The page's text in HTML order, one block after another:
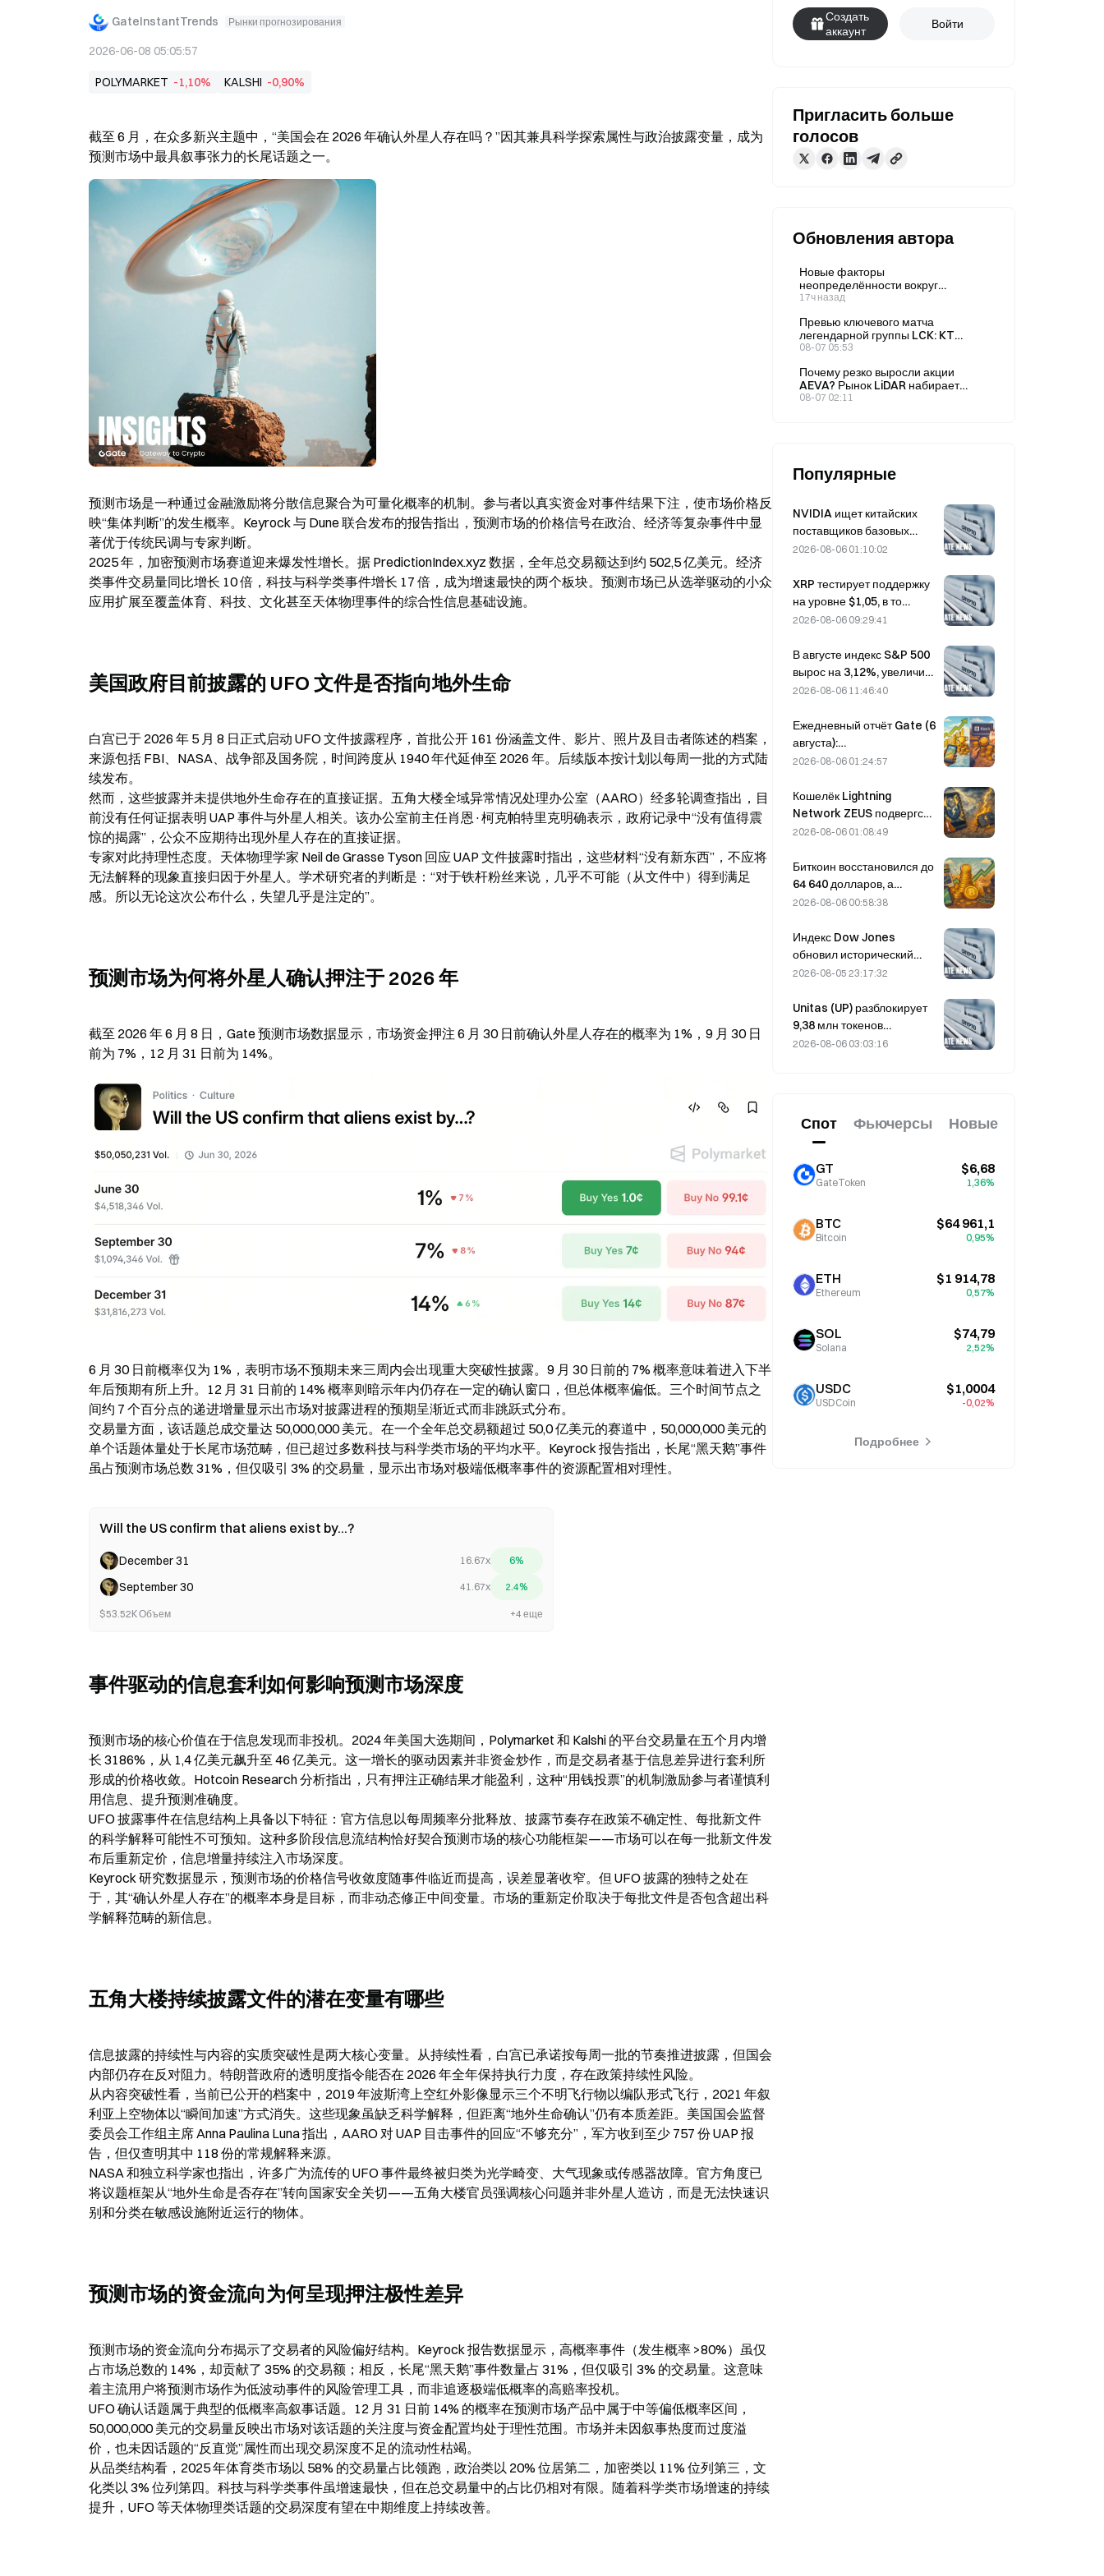
GateInstantTrends Рынки прогнозирования
2026-06-08 05:05:57
POLYMARKET -1,10% KALSHI -0,90%
截至 6 月，在众多新兴主题中，“美国会在 2026 年确认外星人存在吗？”因其兼具科学探索属性与政治披露变量，成为
预测市场是一种通过金融激励将分散信息聚合为可量化概率的机制。参与者以真实资金对事件结果下注，使市场价格反
映“集体判断”的发生概率。Keyrock 与 Dune 联合发布的报告指出，预测市场的价格信号在政治、经济等复杂事件中显
著优于传统民调与专家判断。
2025 年，加密预测市场赛道迎来爆发性增长。据 PredictionIndex.xyz 数据，全年总交易额达到约 502,5 亿美元。经济
类事件交易量同比增长 10 倍，科技与科学类事件增长 17 倍，成为增速最快的两个板块。预测市场已从选举驱动的小众
应用扩展至覆盖体育、科技、文化甚至天体物理事件的综合性信息基础设施。
美国政府目前披露的 UFO 文件是否指向地外生命
白宫已于 2026 年 5 月 8 日正式启动 UFO 文件披露程序，首批公开 161 份涵盖文件、影片、照片及目击者陈述的档案，
来源包括 FBI、NASA、战争部及国务院，时间跨度从 1940 年代延伸至 2026 年。后续版本按计划以每周一批的方式陆
续发布。
然而，这些披露并未提供地外生命存在的直接证据。五角大楼全域异常情况处理办公室（AARO）经多轮调查指出，目
前没有任何证据表明 UAP 事件与外星人相关。该办公室前主任肖恩·柯克帕特里克明确表示，政府记录中“没有值得震
惊的揭露”，公众不应期待出现外星人存在的直接证据。
专家对此持理性态度。天体物理学家 Neil de Grasse Tyson 回应 UAP 文件披露时指出，这些材料“没有新东西”，不应将
无法解释的现象直接归因于外星人。学术研究者的判断是：“对于铁杆粉丝来说，几乎不可能（从文件中）得到满足
感。所以无论这次公布什么，失望几乎是注定的”。
预测市场为何将外星人确认押注于 2026 年
截至 2026 年 6 月 8 日，Gate 预测市场数据显示，市场资金押注 6 月 30 日前确认外星人存在的概率为 1%，9 月 30 日
6 月 30 日前概率仅为 1%，表明市场不预期未来三周内会出现重大突破性披露。9 月 30 日前的 7% 概率意味着进入下半
年后预期有所上升。12 月 31 日前的 14% 概率则暗示年内仍存在一定的确认窗口，但总体概率偏低。三个时间节点之
间约 7 个百分点的递进增量显示出市场对披露进程的预期呈渐近式而非跳跃式分布。
交易量方面，该话题总成交量达 50,000,000 美元。在一个全年总交易额超过 50,0 亿美元的赛道中，50,000,000 美元的
单个话题体量处于长尾市场范畴，但已超过多数科技与科学类市场的平均水平。Keyrock 报告指出，长尾“黑天鹅”事件
虽占预测市场总数 31%，但仅吸引 3% 的交易量，显示出市场对极端低概率事件的资源配置相对理性。
Will the US confirm that aliens exist by...?
December 31 16.67x 6%
September 30 41.67x 2.4%
$53.52K Объем +4 еще
事件驱动的信息套利如何影响预测市场深度
预测市场的核心价值在于信息发现而非投机。2024 年美国大选期间，Polymarket 和 Kalshi 的平台交易量在五个月内增
长 3186%，从 1,4 亿美元飙升至 46 亿美元。这一增长的驱动因素并非资金炒作，而是交易者基于信息差异进行套利所
形成的价格收敛。Hotcoin Research 分析指出，只有押注正确结果才能盈利，这种“用钱投票”的机制激励参与者谨慎利
用信息、提升预测准确度。
UFO 披露事件在信息结构上具备以下特征：官方信息以每周频率分批释放、披露节奏存在政策不确定性、每批新文件
的科学解释可能性不可预知。这种多阶段信息流结构恰好契合预测市场的核心功能框架——市场可以在每一批新文件发
布后重新定价，信息增量持续注入市场深度。
Keyrock 研究数据显示，预测市场的价格信号收敛度随事件临近而提高，误差显著收窄。但 UFO 披露的独特之处在
于，其“确认外星人存在”的概率本身是目标，而非动态修正中间变量。市场的重新定价取决于每批文件是否包含超出科
学解释范畴的新信息。
五角大楼持续披露文件的潜在变量有哪些
信息披露的持续性与内容的实质突破性是两大核心变量。从持续性看，白宫已承诺按每周一批的节奏推进披露，但国会
内部仍存在反对阻力。特朗普政府的透明度指令能否在 2026 年全年保持执行力度，存在政策持续性风险。
从内容突破性看，当前已公开的档案中，2019 年波斯湾上空红外影像显示三个不明飞行物以编队形式飞行，2021 年叙
利亚上空物体以“瞬间加速”方式消失。这些现象虽缺乏科学解释，但距离“地外生命确认”仍有本质差距。美国国会监督
委员会工作组主席 Anna Paulina Luna 指出，AARO 对 UAP 目击事件的回应“不够充分”，军方收到至少 757 份 UAP 报
告，但仅查明其中 118 份的常规解释来源。
NASA 和独立科学家也指出，许多广为流传的 UFO 事件最终被归类为光学畸变、大气现象或传感器故障。官方角度已
将议题框架从“地外生命是否存在”转向国家安全关切——五角大楼官员强调核心问题并非外星人造访，而是无法快速识
别和分类在敏感设施附近运行的物体。
预测市场的资金流向为何呈现押注极性差异
预测市场的资金流向分布揭示了交易者的风险偏好结构。Keyrock 报告数据显示，高概率事件（发生概率 >80%）虽仅
占市场总数的 14%，却贡献了 35% 的交易额；相反，长尾“黑天鹅”事件数量占 31%，但仅吸引 3% 的交易量。这意味
着主流用户将预测市场作为低波动事件的风险管理工具，而非追逐极端低概率的高赔率投机。
UFO 确认话题属于典型的低概率高叙事话题。12 月 31 日前 14% 的概率在预测市场产品中属于中等偏低概率区间，
50,000,000 美元的交易量反映出市场对该话题的关注度与资金配置均处于理性范围。市场并未因叙事热度而过度溢
价，也未因话题的“反直觉”属性而出现交易深度不足的流动性枯竭。
从品类结构看，2025 年体育类市场以 58% 的交易量占比领跑，政治类以 20% 位居第二，加密类以 11% 位列第三，文
化类以 3% 位列第四。科技与科学类事件虽增速最快，但在总交易量中的占比仍相对有限。随着科学类市场增速的持续
提升，UFO 等天体物理类话题的交易深度有望在中期维度上持续改善。
Создать
аккаунт
Войти
Пригласить больше
голосов
Обновления автора
Новые факторы
неопределённости вокруг
повышения ставки ФРС в
скорректировали котировки после
неожиданного сокращения числа
рабочих мест вне
июле?
17ч назад
Превью ключевого матча
легендарной группы LCK: KT
против GEN — как рынок прогнозов
победу: 32% против 69%?
08-07 05:53
Почему резко выросли акции
AEVA? Рынок LiDAR набирает
обороты: подробный разбор новой
08-07 02:11
Популярные
NVIDIA ищет китайских
поставщиков базовых
станций с поддержкой ИИ
6G.
2026-08-06 01:10:02
XRP тестирует поддержку
на уровне $1,05, в то
время как Ethereum
$1 908 при низких
объёмах торгов.
2026-08-06 09:29:41
В августе индекс S&P 500
вырос на 3,12%, увеличив
рыночную капитализацию
на 2,1 трлн долларов,
тогда как биткоин
подорожал лишь на 2%.
2026-08-06 11:46:40
Ежедневный отчёт Gate (6
августа):
привилегированные акции
резко выросли; Block
повысила прогноз
финансовых результатов
2026-08-06 01:24:57
Кошелёк Lightning
Network ZEUS подвергся
атаке и временно
заявлено, что средства
пользователей не
утрачены.
2026-08-06 01:08:49
Биткоин восстановился до
64 640 долларов, а
уязвимость Coldcard
за три месяца числу
активных кошельков.
2026-08-06 00:58:38
Индекс Dow Jones
обновил исторический
максимум, продлив
ночных торгах; рост
обеспечили инвестиции в
ИИ
2026-08-05 23:17:32
Unitas (UP) разблокирует
9,38 млн токенов
стоимостью 3,18 млн
2026-08-06 03:03:16
Спот Фьючерсы Новые
GT
GateToken
$6,68
1,36%
BTC
Bitcoin
$64 961,1
0,95%
ETH
Ethereum
$1 914,78
0,57%
SOL
Solana
$74,79
2,52%
USDC
USDCoin
$1,0004
-0,02%
Подробнее